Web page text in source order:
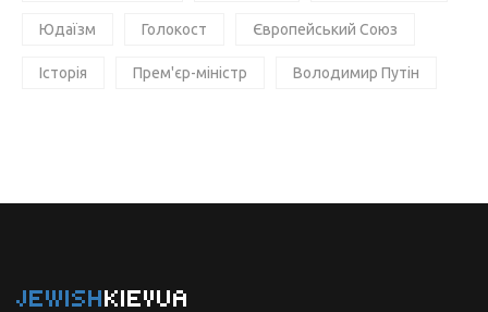
Юдаїзм Голокост Європейський Союз
Історія Прем'єр-міністр Володимир Путін
JEWISHKIEVUA